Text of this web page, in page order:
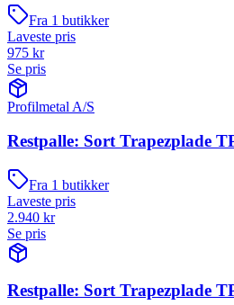
Fra 1 butikker
Laveste pris
975 kr
Se pris
Profilmetal A/S
Restpalle: Sort Trapezplade
Fra 1 butikker
Laveste pris
2.940 kr
Se pris
Restpalle: Sort Trapezplade